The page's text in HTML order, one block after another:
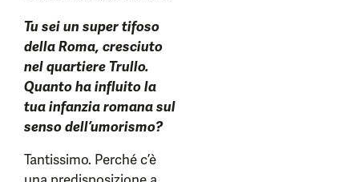
Tu sei un super tifoso
della Roma, cresciuto
nel quartiere Trullo.
Quanto ha influito la
tua infanzia romana sul
senso dell’umorismo?
Tantissimo. Perché c’è